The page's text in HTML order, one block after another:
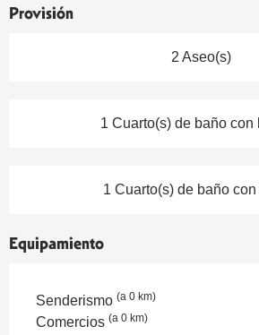
Provisión
2 Aseo(s)
1 Cuarto(s) de baño con
1 Cuarto(s) de baño
Equipamiento
Senderismo (a 0 km)
Comercios (a 0 km)